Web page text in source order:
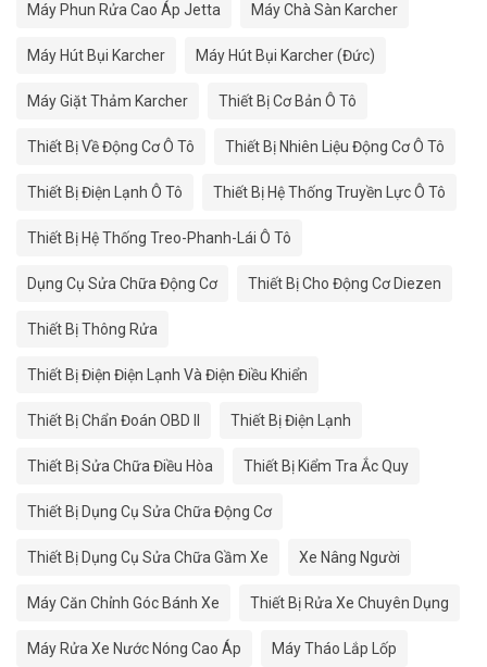
Máy Phun Rửa Cao Áp Jetta Máy Chà Sàn Karcher
Máy Hút Bụi Karcher Máy Hút Bụi Karcher (Đức)
Máy Giặt Thảm Karcher Thiết Bị Cơ Bản Ô Tô
Thiết Bị Về Động Cơ Ô Tô Thiết Bị Nhiên Liệu Động Cơ Ô Tô
Thiết Bị Điện Lạnh Ô Tô Thiết Bị Hệ Thống Truyền Lực Ô Tô
Thiết Bị Hệ Thống Treo-Phanh-Lái Ô Tô
Dụng Cụ Sửa Chữa Động Cơ Thiết Bị Cho Động Cơ Diezen
Thiết Bị Thông Rửa
Thiết Bị Điện Điện Lạnh Và Điện Điều Khiển
Thiết Bị Chẩn Đoán OBD II Thiết Bị Điện Lạnh
Thiết Bị Sửa Chữa Điều Hòa Thiết Bị Kiểm Tra Ắc Quy
Thiết Bị Dụng Cụ Sửa Chữa Động Cơ
Thiết Bị Dụng Cụ Sửa Chữa Gầm Xe Xe Nâng Người
Máy Căn Chỉnh Góc Bánh Xe Thiết Bị Rửa Xe Chuyên Dụng
Máy Rửa Xe Nước Nóng Cao Áp Máy Tháo Lắp Lốp